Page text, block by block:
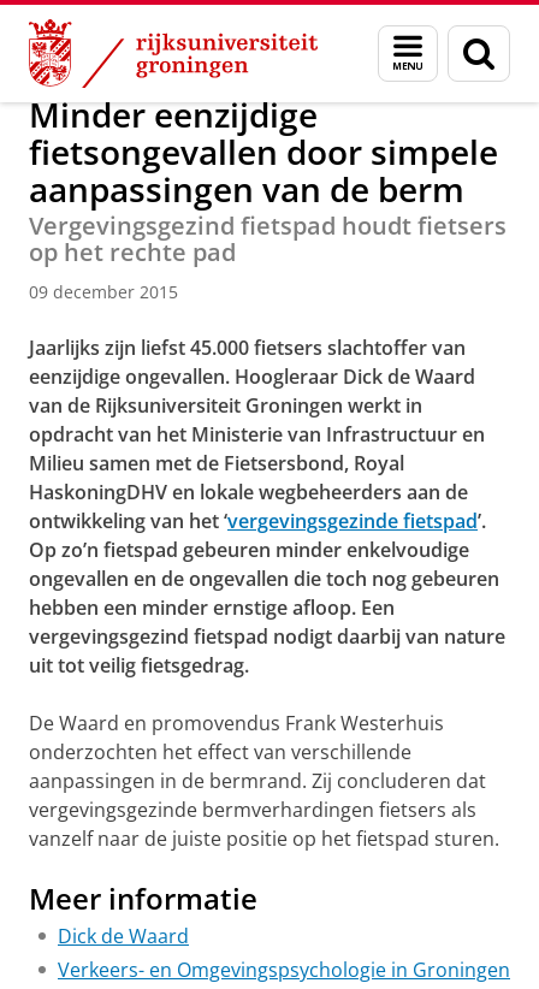
Skip
Content
Skip
Navigation
Menu
en
zoeken
Over ons Actueel Nieuws
Minder eenzijdige
fietsongevallen door simpele
aanpassingen van de berm
Vergevingsgezind fietspad houdt fietsers
op het rechte pad
09 december 2015
Jaarlijks zijn liefst 45.000 fietsers slachtoffer van
eenzijdige ongevallen. Hoogleraar Dick de Waard
van de Rijksuniversiteit Groningen werkt in
opdracht van het Ministerie van Infrastructuur en
Milieu samen met de Fietsersbond, Royal
HaskoningDHV en lokale wegbeheerders aan de
ontwikkeling van het ‘vergevingsgezinde fietspad’.
Op zo’n fietspad gebeuren minder enkelvoudige
ongevallen en de ongevallen die toch nog gebeuren
hebben een minder ernstige afloop. Een
vergevingsgezind fietspad nodigt daarbij van nature
uit tot veilig fietsgedrag.
De Waard en promovendus Frank Westerhuis
onderzochten het effect van verschillende
aanpassingen in de bermrand. Zij concluderen dat
vergevingsgezinde bermverhardingen fietsers als
vanzelf naar de juiste positie op het fietspad sturen.
Meer informatie
Dick de Waard
Verkeers- en Omgevingspsychologie in Groningen